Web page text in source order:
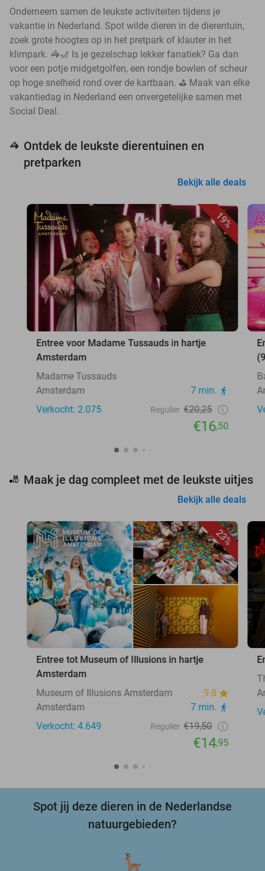
Onderneem samen de leukste activiteiten tijdens je
vakantie in Nederland. Spot wilde dieren in de dierentuin,
zoek grote hoogtes op in het pretpark of klauter in het
klimpark. 🦓🎢 Is je gezelschap lekker fanatiek? Ga dan
voor een potje midgetgolfen, een rondje bowlen of scheur
op hoge snelheid rond over de kartbaan. ⛳ Maak van elke
vakantiedag in Nederland een onvergetelijke samen met
Social Deal.
🦓 Ontdek de leukste dierentuinen en
pretparken
Bekijk alle deals
19%
Entree voor Madame Tussauds in hartje
Amsterdam
Madame Tussauds
Amsterdam
7 min.
Verkocht: 2.075
Regulier €20,25
€16,50
🎳 Maak je dag compleet met de leukste uitjes
Bekijk alle deals
23%
Entree tot Museum of Illusions in hartje
Amsterdam
Museum of Illusions Amsterdam
9.8
Amsterdam
7 min.
Verkocht: 4.649
Regulier €19,50
€14,95
Spot jij deze dieren in de Nederlandse
natuurgebieden?